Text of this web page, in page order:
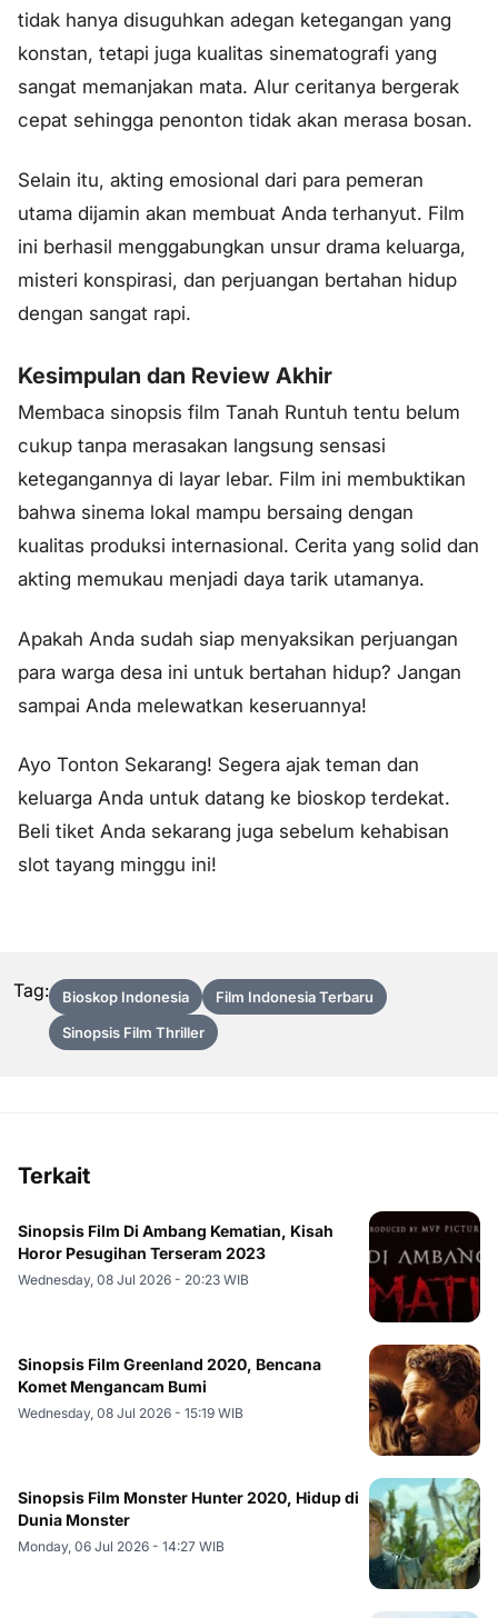
tidak hanya disuguhkan adegan ketegangan yang
konstan, tetapi juga kualitas sinematografi yang
sangat memanjakan mata. Alur ceritanya bergerak
cepat sehingga penonton tidak akan merasa bosan.
Selain itu, akting emosional dari para pemeran
utama dijamin akan membuat Anda terhanyut. Film
ini berhasil menggabungkan unsur drama keluarga,
misteri konspirasi, dan perjuangan bertahan hidup
dengan sangat rapi.
Kesimpulan dan Review Akhir
Membaca sinopsis film Tanah Runtuh tentu belum
cukup tanpa merasakan langsung sensasi
ketegangannya di layar lebar. Film ini membuktikan
bahwa sinema lokal mampu bersaing dengan
kualitas produksi internasional. Cerita yang solid dan
akting memukau menjadi daya tarik utamanya.
Apakah Anda sudah siap menyaksikan perjuangan
para warga desa ini untuk bertahan hidup? Jangan
sampai Anda melewatkan keseruannya!
Ayo Tonton Sekarang! Segera ajak teman dan
keluarga Anda untuk datang ke bioskop terdekat.
Beli tiket Anda sekarang juga sebelum kehabisan
slot tayang minggu ini!
Tag: Bioskop Indonesia
Film Indonesia Terbaru
Sinopsis Film Thriller
Terkait
Sinopsis Film Di Ambang Kematian, Kisah
Horor Pesugihan Terseram 2023
Wednesday, 08 Jul 2026 - 20:23 WIB
Sinopsis Film Greenland 2020, Bencana
Komet Mengancam Bumi
Wednesday, 08 Jul 2026 - 15:19 WIB
Sinopsis Film Monster Hunter 2020, Hidup di
Dunia Monster
Monday, 06 Jul 2026 - 14:27 WIB